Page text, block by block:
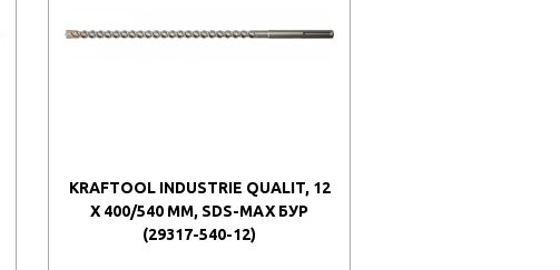
KRAFTOOL INDUSTRIE QUALIT, 12
X 400/540 ММ, SDS-MAX БУР
(29317-540-12)